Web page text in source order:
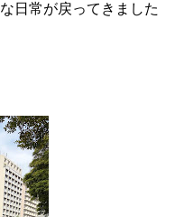
日常が戻ってきました